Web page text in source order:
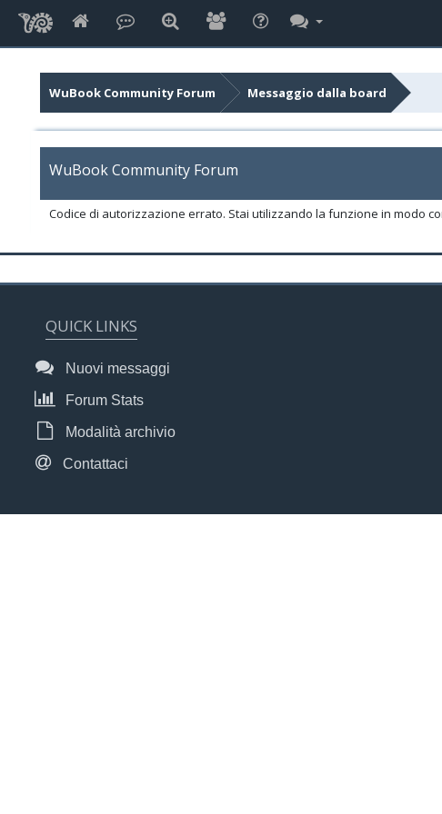
WuBook Community Forum Messaggio dalla board
WuBook Community Forum
Codice di autorizzazione errato. Stai utilizzando la funzione in modo
QUICK LINKS
Nuovi messaggi
Forum Stats
Modalità archivio
Contattaci